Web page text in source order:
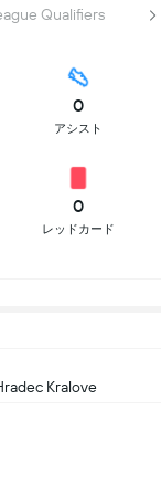
Qualifiers
0
アシスト
0
レッドカード
Kralove